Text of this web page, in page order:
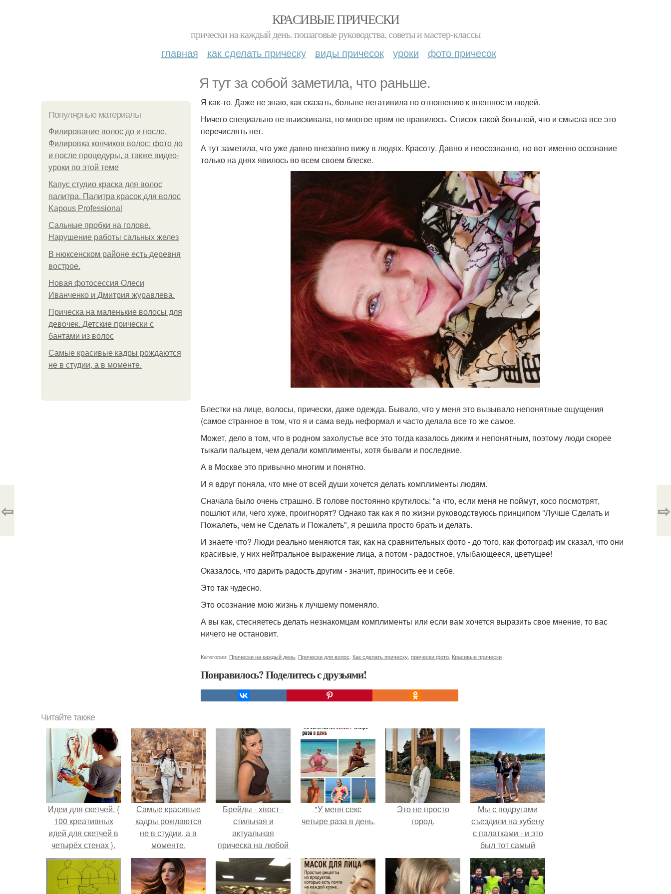
КРАСИВЫЕ ПРИЧЕСКИ
прически на каждый день. пошаговые руководства, советы и мастер-классы
главная как сделать прическу виды причесок уроки фото причесок
Я тут за собой заметила, что раньше.
Популярные материалы
Филирование волос до и после.
Филировка кончиков волос: фото до
и после процедуры, а также видео-
уроки по этой теме
Капус студио краска для волос
палитра. Палитра красок для волос
Kapous Professional
Сальные пробки на голове.
Нарушение работы сальных желез
В нюксенском районе есть деревня
вострое.
Новая фотосессия Олеси
Иванченко и Дмитрия журавлева.
Прическа на маленькие волосы для
девочек. Детские прически с
бантами из волос
Самые красивые кадры рождаются
не в студии, а в моменте.
Я как-то. Даже не знаю, как сказать, больше негативила по отношению к внешности людей.
Ничего специально не выискивала, но многое прям не нравилось. Список такой большой, что и смысла все это
перечислять нет.
А тут заметила, что уже давно внезапно вижу в людях. Красоту. Давно и неосознанно, но вот именно осознание
только на днях явилось во всем своем блеске.
Блестки на лице, волосы, прически, даже одежда. Бывало, что у меня это вызывало непонятные ощущения
(самое странное в том, что я и сама ведь неформал и часто делала все то же самое.
Может, дело в том, что в родном захолустье все это тогда казалось диким и непонятным, поэтому люди скорее
тыкали пальцем, чем делали комплименты, хотя бывали и последние.
А в Москве это привычно многим и понятно.
И я вдруг поняла, что мне от всей души хочется делать комплименты людям.
Сначала было очень страшно. В голове постоянно крутилось: "а что, если меня не поймут, косо посмотрят,
пошлют или, чего хуже, проигнорят? Однако так как я по жизни руководствуюсь принципом "Лучше Сделать и
Пожалеть, чем не Сделать и Пожалеть", я решила просто брать и делать.
И знаете что? Люди реально меняются так, как на сравнительных фото - до того, как фотограф им сказал, что они
красивые, у них нейтральное выражение лица, а потом - радостное, улыбающееся, цветущее!
Оказалось, что дарить радость другим - значит, приносить ее и себе.
Это так чудесно.
Это осознание мою жизнь к лучшему поменяло.
А вы как, стесняетесь делать незнакомцам комплименты или если вам хочется выразить свое мнение, то вас
ничего не остановит.
Категории: Прически на каждый день Прически для волос Как сделать прическу прически фото Красивые прически
Понравилось? Поделитесь с друзьями!
⇦ ⇨
Читайте также
Идеи для скетчей. {
100 креативных
идей для скетчей в
четырёх стенах }.
Самые красивые
кадры рождаются
не в студии, а в
моменте.
Брейды - хвост -
стильная и
актуальная
прическа на любой
случай.
"У меня секс
четыре раза в день.
Это не просто
город.
Мы с подругами
съездили на кубену
с палатками - и это
был тот самый
отдых, после
которого долго
смеёшься,